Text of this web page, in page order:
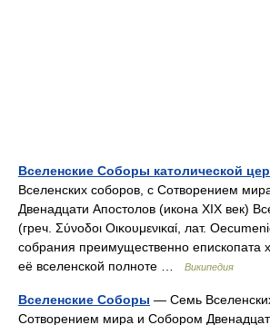
Вселенские Соборы католической
Вселенских соборов, с Сотворением
Двенадцати Апостолов (икона XIX век)
(греч. Σύνοδοι Οικουμενικαί, лат.
собрания преимущественно епископата
её вселенской полноте …
Википедия
Вселенские Соборы — Семь
Сотворением мира и Собором